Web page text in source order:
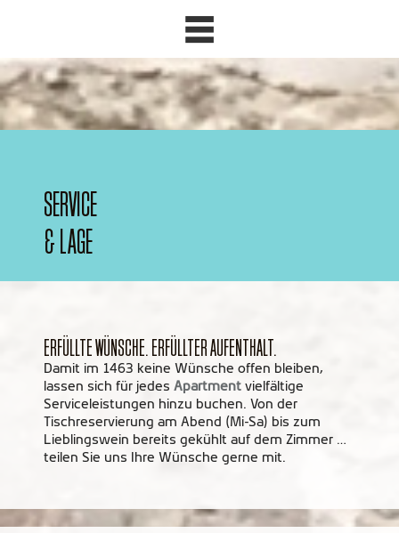
SERVICE
& LAGE
ERFÜLLTE WÜNSCHE. ERFÜLLTER AUFENTHALT.
Damit im 1463 keine Wünsche offen bleiben,
lassen sich für jedes Apartment vielfältige
Serviceleistungen hinzu buchen. Von der
Tischreservierung am Abend (Mi-Sa) bis zum
Lieblingswein bereits gekühlt auf dem Zimmer …
teilen Sie uns Ihre Wünsche gerne mit.